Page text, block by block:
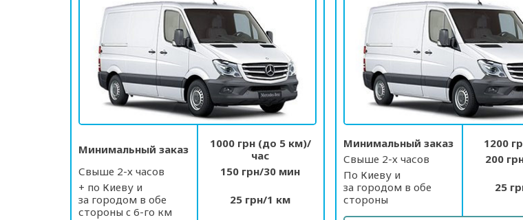
Минимальный заказ
1000 грн (до 5 км)/
час
Свыше 2-х часов
150 грн/30 мин
+ по Киеву и
за городом в обе
стороны c 6-го км
25 грн/1 км
Минимальный заказ
1200
Свыше 2-х часов
200
По Киеву и
за городом в обе
стороны
25